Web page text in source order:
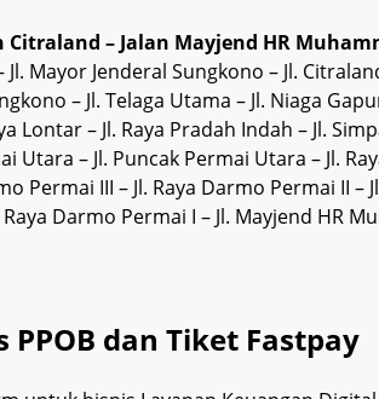
Citraland – Jalan Mayjend HR
Jl. Mayor Jenderal Sungkono – Jl.
– Jl. Telaga Utama – Jl. Niaga
Lontar – Jl. Raya Pradah Indah – Jl.
Utara – Jl. Puncak Permai Utara – Jl.
Permai III – Jl. Raya Darmo Permai II –
Darmo Permai I – Jl. Mayjend HR
PPOB dan Tiket Fastpay